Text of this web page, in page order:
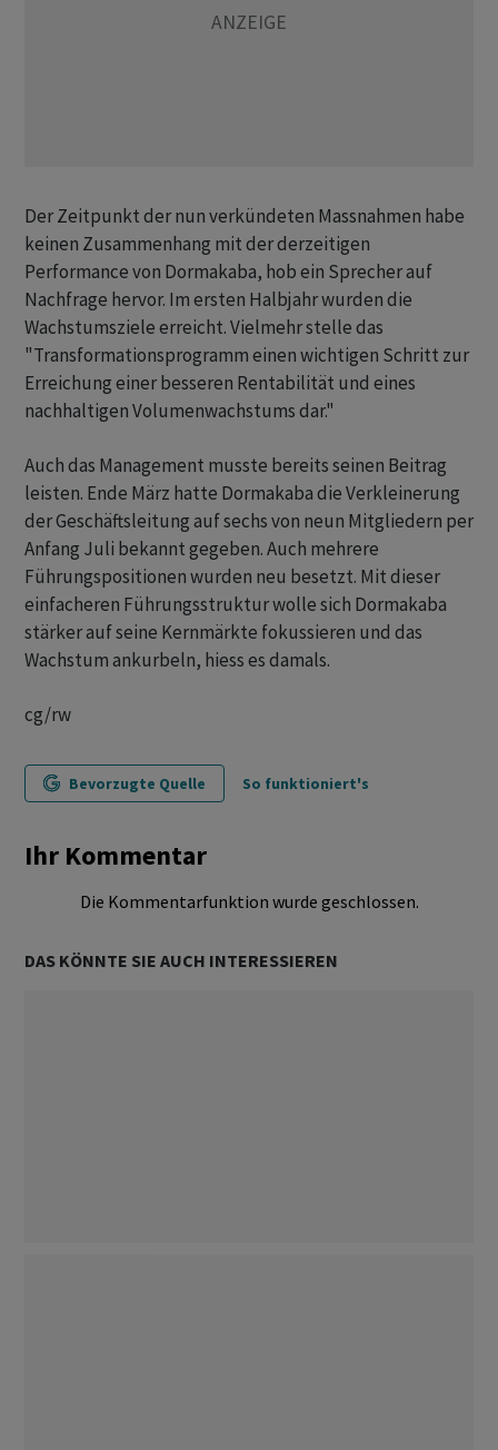
Der Zeitpunkt der nun verkündeten Massnahmen habe
keinen Zusammenhang mit der derzeitigen
Performance von Dormakaba, hob ein Sprecher auf
Nachfrage hervor. Im ersten Halbjahr wurden die
Wachstumsziele erreicht. Vielmehr stelle das
"Transformationsprogramm einen wichtigen Schritt zur
Erreichung einer besseren Rentabilität und eines
nachhaltigen Volumenwachstums dar."
Auch das Management musste bereits seinen Beitrag
leisten. Ende März hatte Dormakaba die Verkleinerung
der Geschäftsleitung auf sechs von neun Mitgliedern per
Anfang Juli bekannt gegeben. Auch mehrere
Führungspositionen wurden neu besetzt. Mit dieser
einfacheren Führungsstruktur wolle sich Dormakaba
stärker auf seine Kernmärkte fokussieren und das
Wachstum ankurbeln, hiess es damals.
cg/rw
Bevorzugte Quelle So funktioniert's
Ihr Kommentar
Die Kommentarfunktion wurde geschlossen.
DAS KÖNNTE SIE AUCH INTERESSIEREN